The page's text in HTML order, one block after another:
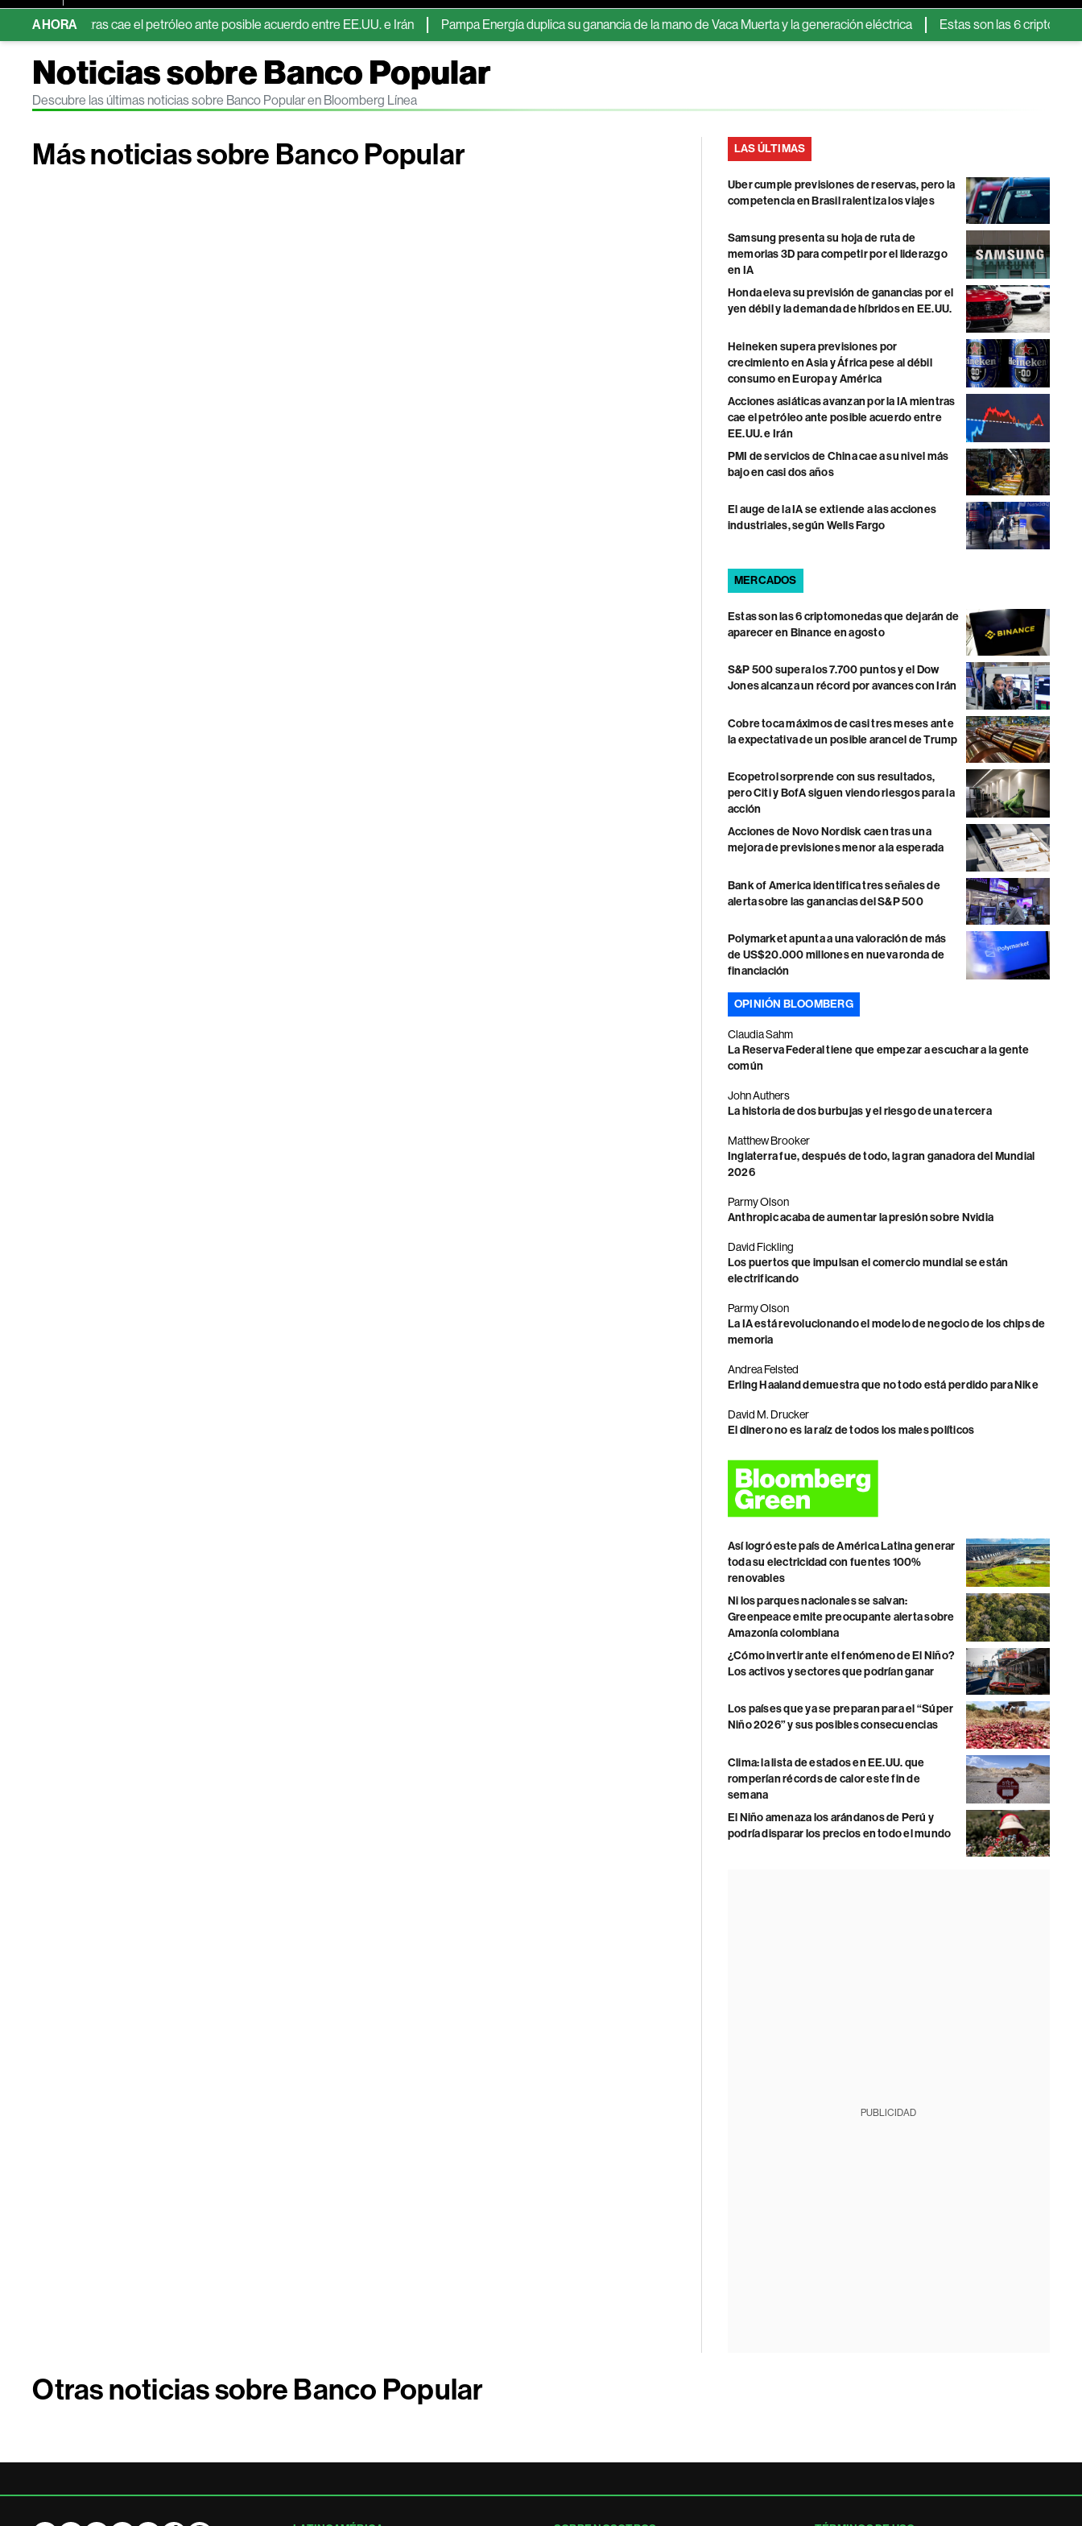
AHORA
la IA mientras cae el petróleo ante posible acuerdo entre EE.UU. e Irán Pampa Energía duplica su ganancia de la mano de Vaca Muerta y la generación eléctrica Estas son las 6
Noticias sobre Banco Popular
Descubre las últimas noticias sobre Banco Popular en Bloomberg Línea
Más noticias sobre Banco Popular LAS ÚLTIMAS
Uber cumple previsiones de reservas, pero la
competencia en Brasil ralentiza los viajes
Samsung presenta su hoja de ruta de
memorias 3D para competir por el liderazgo
en IA
Honda eleva su previsión de ganancias por el
yen débil y la demanda de híbridos en EE.UU.
Heineken supera previsiones por
crecimiento en Asia y África pese al débil
consumo en Europa y América
Acciones asiáticas avanzan por la IA mientras
cae el petróleo ante posible acuerdo entre
EE.UU. e Irán
PMI de servicios de China cae a su nivel más
bajo en casi dos años
El auge de la IA se extiende a las acciones
industriales, según Wells Fargo
MERCADOS
Estas son las 6 criptomonedas que dejarán de
aparecer en Binance en agosto
S&P 500 supera los 7.700 puntos y el Dow
Jones alcanza un récord por avances con Irán
Cobre toca máximos de casi tres meses ante
la expectativa de un posible arancel de Trump
Ecopetrol sorprende con sus resultados,
pero Citi y BofA siguen viendo riesgos para la
acción
Acciones de Novo Nordisk caen tras una
mejora de previsiones menor a la esperada
Bank of America identifica tres señales de
alerta sobre las ganancias del S&P 500
Polymarket apunta a una valoración de más
de US$20.000 millones en nueva ronda de
financiación
OPINIÓN BLOOMBERG
Claudia Sahm
La Reserva Federal tiene que empezar a escuchar a la gente
común
John Authers
La historia de dos burbujas y el riesgo de una tercera
Matthew Brooker
Inglaterra fue, después de todo, la gran ganadora del Mundial
2026
Parmy Olson
Anthropic acaba de aumentar la presión sobre Nvidia
David Fickling
Los puertos que impulsan el comercio mundial se están
electrificando
Parmy Olson
La IA está revolucionando el modelo de negocio de los chips de
memoria
Andrea Felsted
Erling Haaland demuestra que no todo está perdido para Nike
David M. Drucker
El dinero no es la raíz de todos los males políticos
Así logró este país de América Latina generar
toda su electricidad con fuentes 100%
renovables
Ni los parques nacionales se salvan:
Greenpeace emite preocupante alerta sobre
Amazonía colombiana
¿Cómo invertir ante el fenómeno de El Niño?
Los activos y sectores que podrían ganar
Los países que ya se preparan para el “Súper
Niño 2026” y sus posibles consecuencias
Clima: la lista de estados en EE.UU. que
romperían récords de calor este fin de
semana
El Niño amenaza los arándanos de Perú y
podría disparar los precios en todo el mundo
PUBLICIDAD
Otras noticias sobre Banco Popular